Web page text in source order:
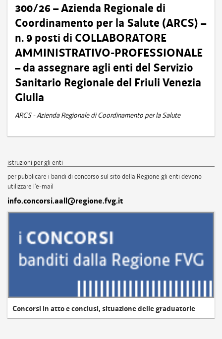
300/26 – Azienda Regionale di
Coordinamento per la Salute (ARCS) –
n. 9 posti di COLLABORATORE
AMMINISTRATIVO-PROFESSIONALE
– da assegnare agli enti del Servizio
Sanitario Regionale del Friuli Venezia
Giulia
ARCS - Azienda Regionale di Coordinamento per la Salute
istruzioni per gli enti
per pubblicare i bandi di concorso sul sito della Regione gli enti devono
utilizzare l'e-mail
info.concorsi.aall@regione.fvg.it
Concorsi in atto e conclusi, situazione delle graduatorie